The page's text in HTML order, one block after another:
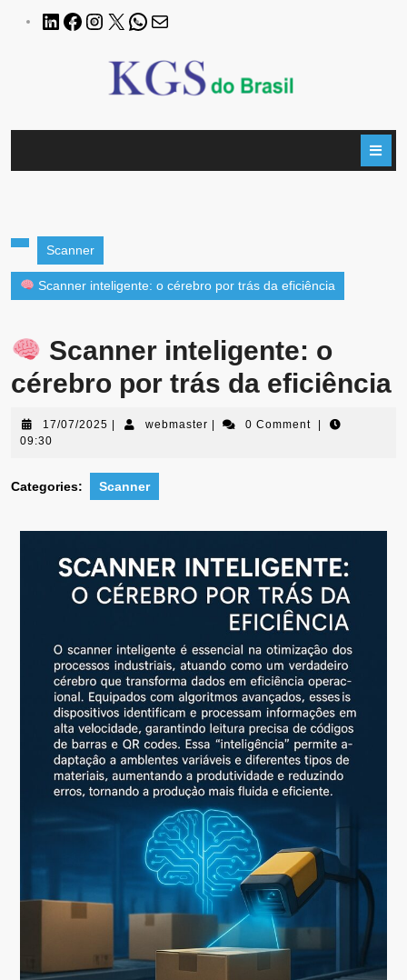
Scanner
Scanner inteligente: o cérebro por trás da eficiência
Scanner inteligente: o
cérebro por trás da eficiência
17/07/2025 webmaster 0 Comment
09:30
Categories: Scanner